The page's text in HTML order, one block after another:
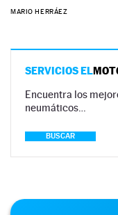
MARIO HERRÁEZ
SERVICIOS EL
Encuentra los
neumáticos…
BUSCAR